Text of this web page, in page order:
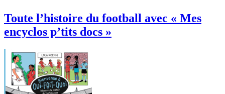
Toute l’histoire du football avec « Mes
encyclos p’tits docs »